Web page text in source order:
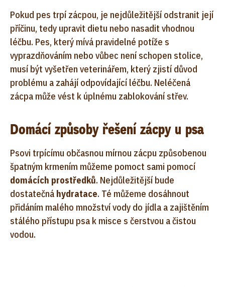
Pokud pes trpí zácpou, je nejdůležitější odstranit její
příčinu, tedy upravit dietu nebo nasadit vhodnou
léčbu. Pes, který mívá pravidelné potíže s
vyprazdňováním nebo vůbec není schopen stolice,
musí být vyšetřen veterinářem, který zjistí důvod
problému a zahájí odpovídající léčbu. Neléčená
zácpa může vést k úplnému zablokování střev.
Domácí způsoby řešení zácpy u psa
Psovi trpícímu občasnou mírnou zácpu způsobenou
špatným krmením můžeme pomoct sami pomocí
domácích prostředků. Nejdůležitější bude
dostatečná hydratace. Té můžeme dosáhnout
přidáním malého množství vody do jídla a zajištěním
stálého přístupu psa k misce s čerstvou a čistou
vodou.